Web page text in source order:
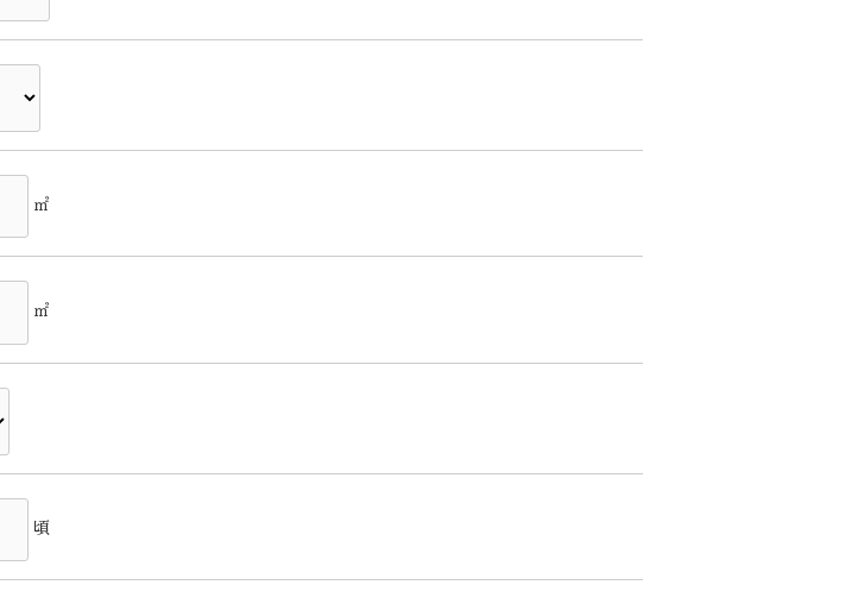
㎡
㎡
頃